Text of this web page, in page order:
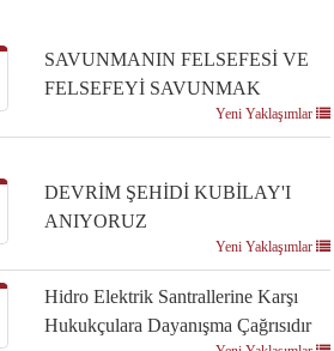
SAVUNMANIN FELSEFESİ VE
FELSEFEYİ SAVUNMAK
Yeni Yaklaşımlar
DEVRİM ŞEHİDİ KUBİLAY'I
ANIYORUZ
Yeni Yaklaşımlar
Hidro Elektrik Santrallerine Karşı
Hukukçulara Dayanışma Çağrısıdır